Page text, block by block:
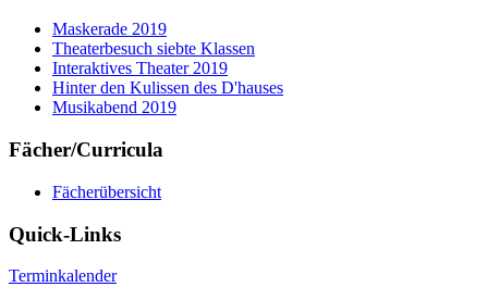
Maskerade 2019
Theaterbesuch siebte Klassen
Interaktives Theater 2019
Hinter den Kulissen des D'hauses
Musikabend 2019
Fächer/Curricula
Fächerübersicht
Quick-Links
Terminkalender